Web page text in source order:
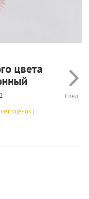
цвета
След.
оценок )